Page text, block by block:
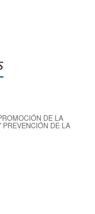
DE LA
DE LA